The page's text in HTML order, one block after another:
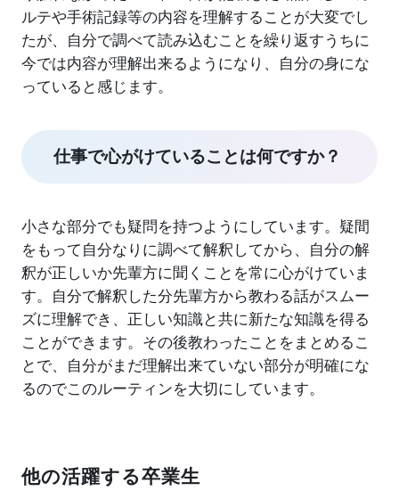
ルテや手術記録等の内容を理解することが大変でし
たが、自分で調べて読み込むことを繰り返すうちに
今では内容が理解出来るようになり、自分の身にな
っていると感じます。
仕事で心がけていることは何ですか？
小さな部分でも疑問を持つようにしています。疑間
をもって自分なりに調べて解釈してから、自分の解
釈が正しいか先輩方に聞くことを常に心がけていま
す。自分で解釈した分先輩方から教わる話がスムー
ズに理解でき、正しい知識と共に新たな知識を得る
ことができます。その後教わったことをまとめるこ
とで、自分がまだ理解出来ていない部分が明確にな
るのでこのルーティンを大切にしています。
他の活躍する卒業生